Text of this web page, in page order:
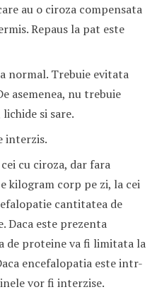
au o ciroza compensata
Repaus la pat este
normal. Trebuie evitata
asemenea, nu trebuie
si sare.
interzis.
cu ciroza, dar fara
kilogram corp pe zi, la cei
cantitatea de
Daca este prezenta
de proteine va fi limitata la
encefalopatia este intr-
vor fi interzise.